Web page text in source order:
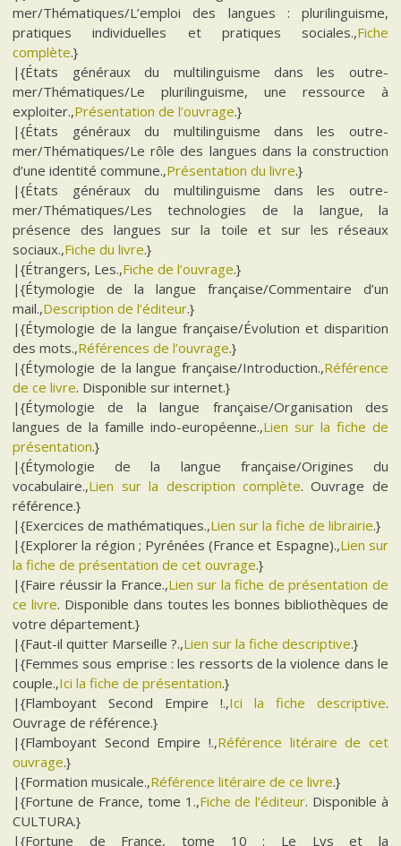
mer/Thématiques/L’emploi des langues : plurilinguisme,
pratiques individuelles et pratiques sociales.,Fiche
complète.}
|{États généraux du multilinguisme dans les outre-
mer/Thématiques/Le plurilinguisme, une ressource à
exploiter.,Présentation de l’ouvrage.}
|{États généraux du multilinguisme dans les outre-
mer/Thématiques/Le rôle des langues dans la construction
d’une identité commune.,Présentation du livre.}
|{États généraux du multilinguisme dans les outre-
mer/Thématiques/Les technologies de la langue, la
présence des langues sur la toile et sur les réseaux
sociaux.,Fiche du livre.}
|{Étrangers, Les.,Fiche de l’ouvrage.}
|{Étymologie de la langue française/Commentaire d’un
mail.,Description de l’éditeur.}
|{Étymologie de la langue française/Évolution et disparition
des mots.,Références de l’ouvrage.}
|{Étymologie de la langue française/Introduction.,Référence
de ce livre. Disponible sur internet.}
|{Étymologie de la langue française/Organisation des
langues de la famille indo-européenne.,Lien sur la fiche de
présentation.}
|{Étymologie de la langue française/Origines du
vocabulaire.,Lien sur la description complète. Ouvrage de
référence.}
|{Exercices de mathématiques.,Lien sur la fiche de librairie.}
|{Explorer la région ; Pyrénées (France et Espagne).,Lien sur
la fiche de présentation de cet ouvrage.}
|{Faire réussir la France.,Lien sur la fiche de présentation de
ce livre. Disponible dans toutes les bonnes bibliothèques de
votre département.}
|{Faut-il quitter Marseille ?.,Lien sur la fiche descriptive.}
|{Femmes sous emprise : les ressorts de la violence dans le
couple.,Ici la fiche de présentation.}
|{Flamboyant Second Empire !.,Ici la fiche descriptive.
Ouvrage de référence.}
|{Flamboyant Second Empire !.,Référence litéraire de cet
ouvrage.}
|{Formation musicale.,Référence litéraire de ce livre.}
|{Fortune de France, tome 1.,Fiche de l’éditeur. Disponible à
CULTURA.}
|{Fortune de France, tome 10 : Le Lys et la